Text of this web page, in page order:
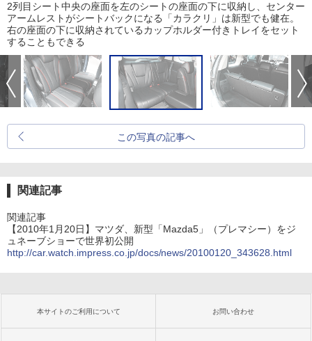
2列目シート中央の座面を左のシートの座面の下に収納し、センター
アームレストがシートバックになる「カラクリ」は新型でも健在。
右の座面の下に収納されているカップホルダー付きトレイをセット
することもできる
この写真の記事へ
関連記事
関連記事
【2010年1月20日】マツダ、新型「Mazda5」（プレマシー）をジ
ュネーブショーで世界初公開
http://car.watch.impress.co.jp/docs/news/20100120_343628.html
本サイトのご利用について お問い合わせ